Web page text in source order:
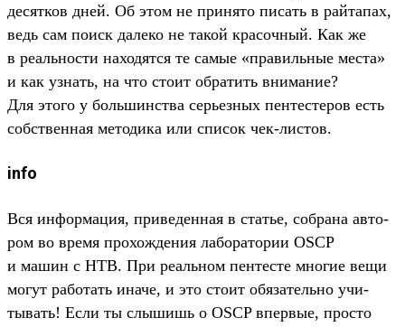
десят­ков дней. Об этом не при­нято писать в рай­тапах,
ведь сам поиск далеко не такой кра­соч­ный. Как же
в реаль­нос­ти находят­ся те самые «пра­виль­ные мес­та»
и как узнать, на что сто­ит обра­тить вни­мание?
Для это­го у боль­шинс­тва серь­езных пен­тесте­ров есть
собс­твен­ная методи­ка или спи­сок чек‑лис­тов.
info
Вся информа­ция, при­веден­ная в статье, соб­рана авто­
ром во вре­мя про­хож­дения лабора­тории OSCP
и машин с HTB. При реаль­ном пен­тесте мно­гие вещи
могут работать ина­че, и это сто­ит обя­затель­но учи­
тывать! Если ты слы­шишь о OSCP впер­вые, прос­то